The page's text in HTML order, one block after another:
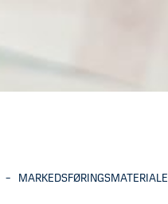
– MARKEDSFØRINGSMATERIALE